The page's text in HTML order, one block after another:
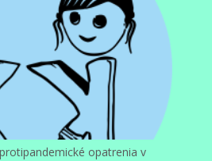
opatrenia v